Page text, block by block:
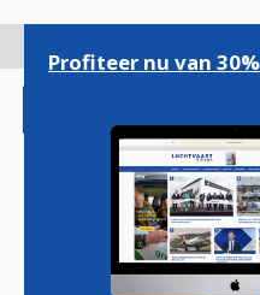
gaan
Magazine
Profiteer nu van